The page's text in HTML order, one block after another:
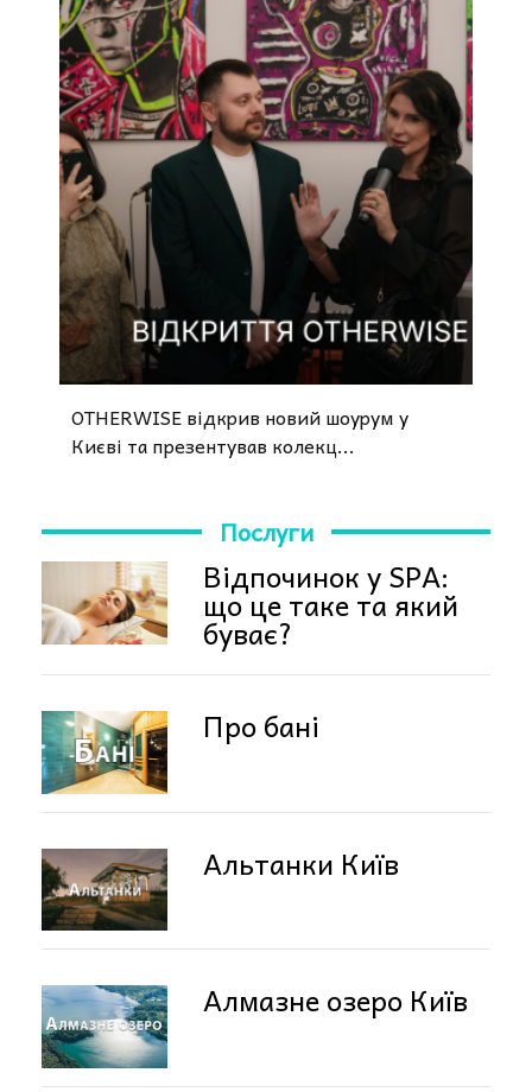
OTHERWISE відкрив новий шоурум у
Києві та презентував колекц...
Послуги
Відпочинок у SPA:
що це таке та який
буває?
Про бані
Альтанки Київ
Алмазне озеро Київ